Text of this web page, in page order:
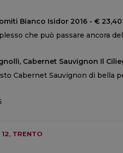
Bianco Isidor 2016 - € 23,40
che può passare ancora
Cabernet Sauvignon Il
Cabernet Sauvignon di bella
, TRENTO